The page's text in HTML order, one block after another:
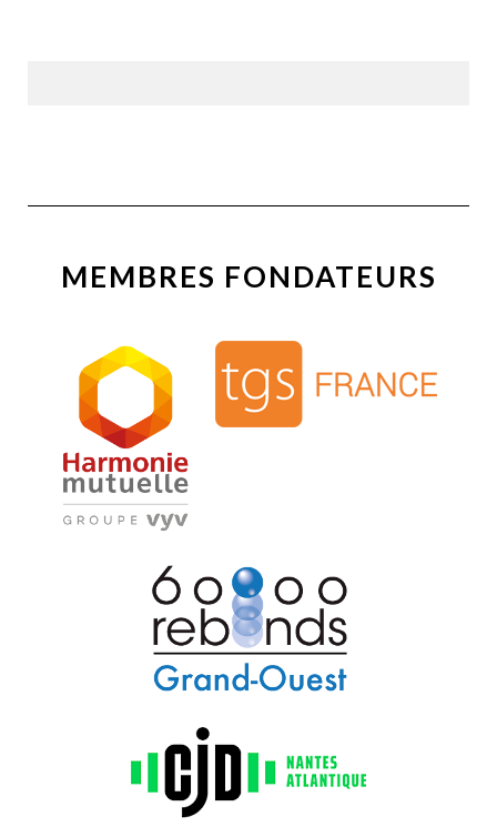
MEMBRES FONDATEURS